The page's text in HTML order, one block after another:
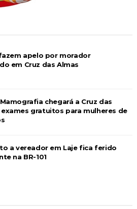
apelo por morador
em Cruz das Almas
chegará a Cruz das
gratuitos para mulheres de
a vereador em Laje fica ferido
na BR-101